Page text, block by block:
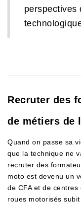
perspectives
Recruter des
de métiers de
Quand on passe sa
que la technique ne
recruter des
moto est devenu un
de CFA et de
roues motorisés